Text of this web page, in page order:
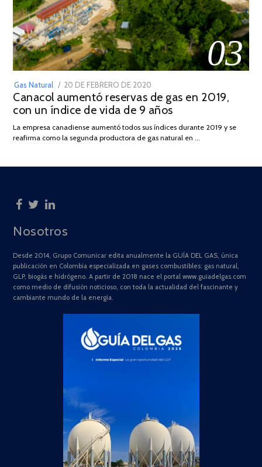
03
Gas Natural
POSTED
ON
20 DE FEBRERO DE 2020
DE
JULIO
2025
Canacol aumentó reservas de gas en 2019,
con un índice de vida de 9 años
La empresa canadiense aumentó todos sus índices durante 2019 y se
reafirma como la segunda productora de gas natural en …
Nosotros
Desde 2014, Grupo Comunicar edita anualmente la GUÍA DEL GAS, única
publicación en Colombia especializada en gases combustibles: gas natural,
GLP, biogás e hidrógeno. A partir de 2018 nace el portal www.guiadelgas.com
como medio de difusión noticioso, con toda la actualidad del fascinante y
cambiante mundo de la energía.